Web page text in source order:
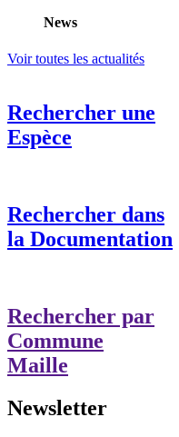
News
Voir toutes les actualités
Rechercher une
Espèce
Rechercher dans
la Documentation
Rechercher par
Commune
Maille
Newsletter